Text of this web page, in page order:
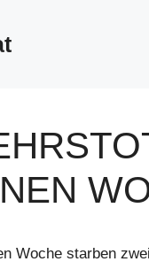
Woche starben